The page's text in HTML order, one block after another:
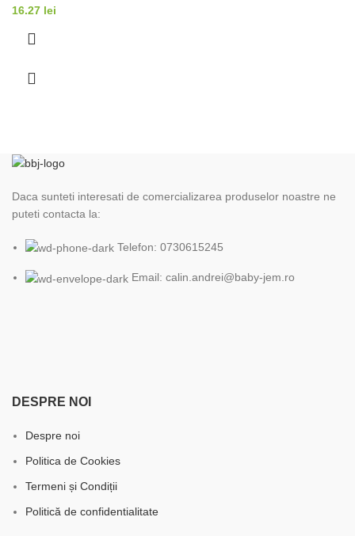
16.27 lei
Daca sunteti interesati de comercializarea produselor noastre ne
puteti contacta la:
Telefon: 0730615245
Email: calin.andrei@baby-jem.ro
DESPRE NOI
Despre noi
Politica de Cookies
Termeni și Condiții
Politică de confidentialitate